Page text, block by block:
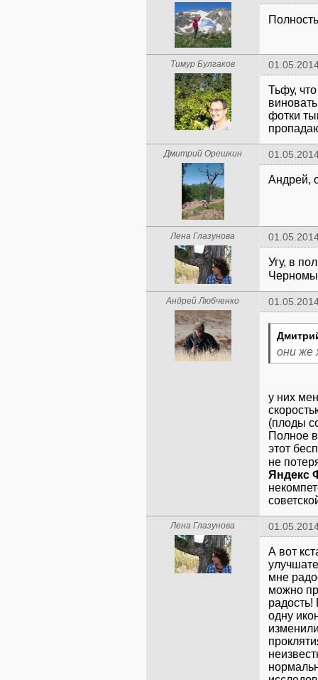
Тимур Булгаков
Тьфу,
фотки
Дмитрий Орешкин
Андрей,
Лена Глазунова
Угу, в
Андрей Любченко
они же
у них
(плоды
Полное
этот
не
Яндекс
Лена Глазунова
А вот
мне
можно
одну